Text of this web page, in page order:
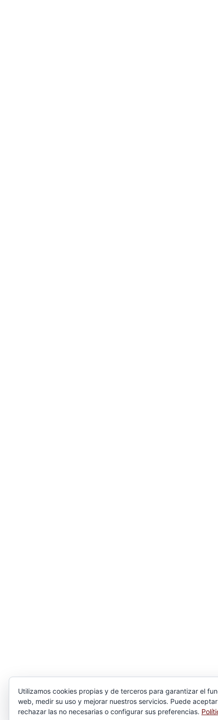
Utilizamos cookies propias y de terceros para garantizar el
web, medir su uso y mejorar nuestros servicios. Puede
rechazar las no necesarias o configurar sus preferencias.